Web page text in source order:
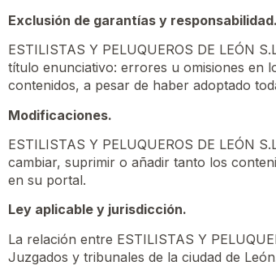
Exclusión de garantías y responsabilidad.
ESTILISTAS Y PELUQUEROS DE LEÓN
título enunciativo: errores u omisiones en
contenidos, a pesar de haber adoptado
Modificaciones.
ESTILISTAS Y PELUQUEROS DE LEÓN
cambiar, suprimir o añadir tanto los
en su portal.
Ley aplicable y jurisdicción.
La relación entre ESTILISTAS Y
Juzgados y tribunales de la ciudad de